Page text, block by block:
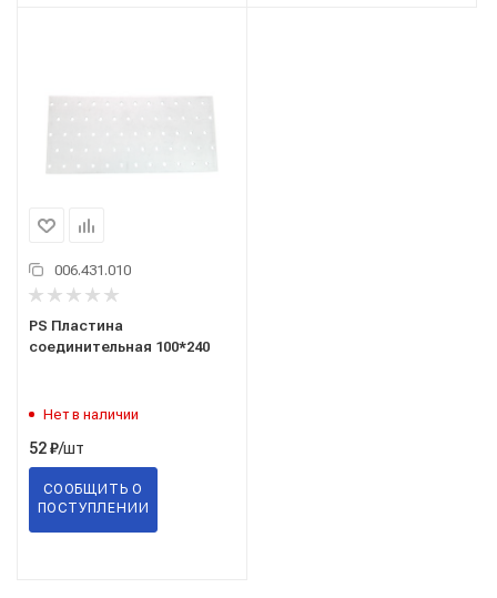
006.431.010
PS Пластина
соединительная 100*240
Нет в наличии
52₽/шт
СООБЩИТЬ О
ПОСТУПЛЕНИИ